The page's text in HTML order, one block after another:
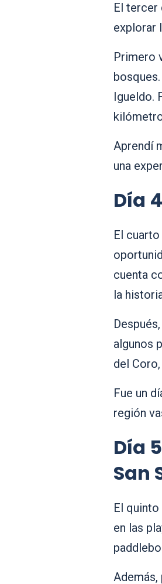
El tercer
explorar
Primero
Igueldo.
Aprendí
una
Día
El
cuenta
la
algunos
del
Fue un
región
Día
San
El
en las
Además,